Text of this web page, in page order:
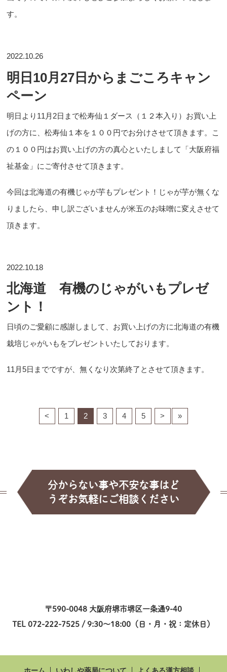
す。
2022.10.26
明日10月27日からまごころキャン
ペーン
明日より11月2日まで松寿仙１ダース（１２本入り）お買い上
げの方に、松寿仙１本を１００円でお分けさせて頂きます。こ
の１００円はお買い上げの方の真心といたしまして「大阪府福
祉基金」にご寄付させて頂きます。
今回は北海道の有機じゃが芋もプレゼント！じゃが芋が無くな
りましたら、申し訳ございませんが米五のお味噌に変えさせて
頂きます。
2022.10.18
北海道 有機のじゃがいもプレゼ
ント！
日頃のご愛顧に感謝しまして、お買い上げの方に北海道の有機
栽培じゃがいもをプレゼントいたしております。
11月5日までですが、無くなり次第終了とさせて頂きます。
< 1 2 3 4 5 > »
分からない事や不安な事はど
うぞお気軽にご相談ください
〒590-0048 大阪府堺市堺区一条通9-40
TEL 072-222-7525 / 9:30～18:00（日・月・祝：定休日）